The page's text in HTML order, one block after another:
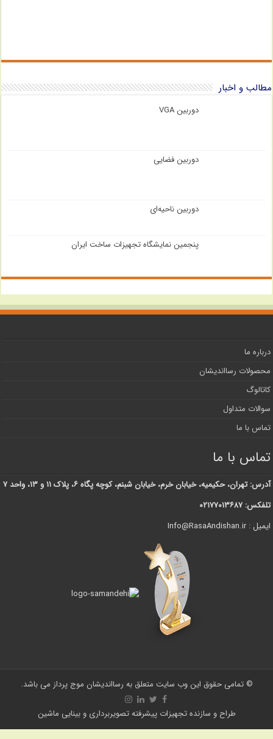
مطالب و اخبار
دوربین VGA
دوربین فضایی
دوربین ناحیه‌ای
پنجمین نمایشگاه تجهیزات ساخت ایران
درباره ما
محصولات رسااندیشان
کاتالوگ
سوالات متداول
تماس با ما
تماس با ما
آدرس: تهران، حکیمیه، خیابان خرم، خیابان شبنم، کوچه پگاه ۶، پلاک ۱۱ و ۱۳، واحد ۷
تلفکس: ۰۲۱۷۷۰۱۳۶۸۷
ایمیل : Info@RasaAndishan.ir
© تمامی حقوق این وب سایت متعلق به رسااندیشان موج پرداز می باشد.
طراح و سازنده تجهیزات پیشرفته تصویربرداری و بینایی ماشین